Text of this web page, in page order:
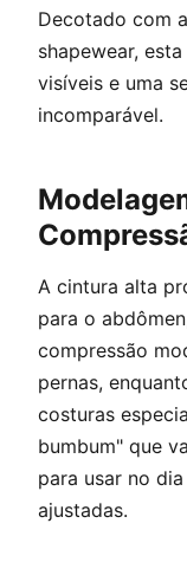
Decotado com
shapewear,
visíveis e uma
incomparável.
A cintura alta
para o
compressão
pernas,
costuras
bumbum" que
para usar no
ajustadas.